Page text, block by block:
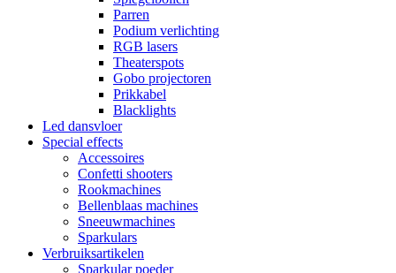
Parren
Podium verlichting
RGB lasers
Theaterspots
Gobo projectoren
Prikkabel
Blacklights
Led dansvloer
Special effects
Accessoires
Confetti shooters
Rookmachines
Bellenblaas machines
Sneeuwmachines
Sparkulars
Verbruiksartikelen
Sparkular poeder